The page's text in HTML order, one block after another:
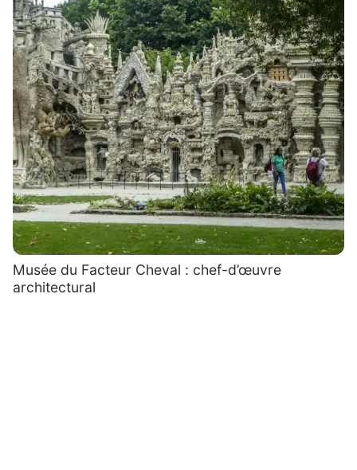
Musée du Facteur Cheval : chef-d’œuvre
architectural